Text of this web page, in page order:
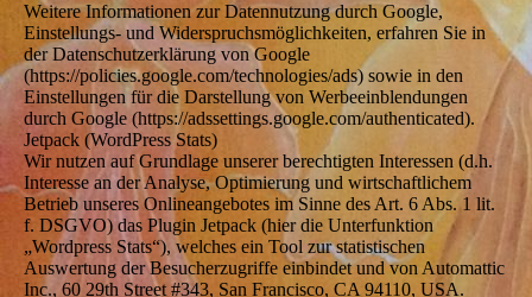
Weitere Informationen zur Datennutzung durch Google,
Einstellungs- und Widerspruchsmöglichkeiten, erfahren Sie in
der Datenschutzerklärung von Google
(https://policies.google.com/technologies/ads) sowie in den
Einstellungen für die Darstellung von Werbeeinblendungen
durch Google (https://adssettings.google.com/authenticated).
Jetpack (WordPress Stats)
Wir nutzen auf Grundlage unserer berechtigten Interessen (d.h.
Interesse an der Analyse, Optimierung und wirtschaftlichem
Betrieb unseres Onlineangebotes im Sinne des Art. 6 Abs. 1 lit.
f. DSGVO) das Plugin Jetpack (hier die Unterfunktion
„Wordpress Stats“), welches ein Tool zur statistischen
Auswertung der Besucherzugriffe einbindet und von Automattic
Inc., 60 29th Street #343, San Francisco, CA 94110, USA.